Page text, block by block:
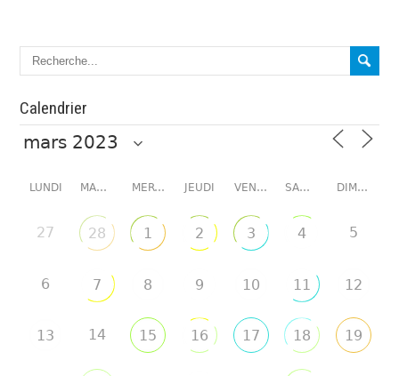
Calendrier
LUNDI MARDI MERCREDI JEUDI VENDREDI SAMEDI DIMANCHE
27 28 1 2 3 4 5
6 7 8 9 10 11 12
13 14 15 16 17 18 19